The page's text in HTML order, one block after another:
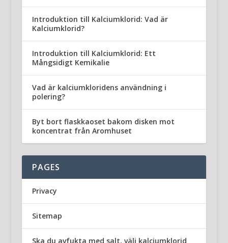
Introduktion till Kalciumklorid: Vad är
Kalciumklorid?
Introduktion till Kalciumklorid: Ett
Mångsidigt Kemikalie
Vad är kalciumkloridens användning i
polering?
Byt bort flaskkaoset bakom disken mot
koncentrat från Aromhuset
PAGES
Privacy
Sitemap
Ska du avfukta med salt, välj kalciumklorid